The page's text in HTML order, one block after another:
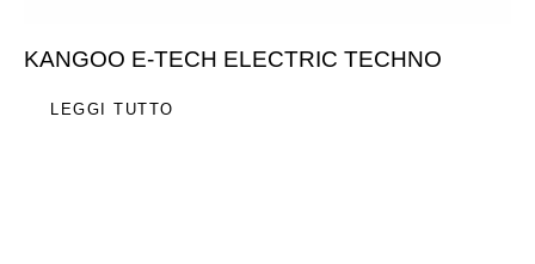
KANGOO E-TECH ELECTRIC TECHNO
LEGGI TUTTO